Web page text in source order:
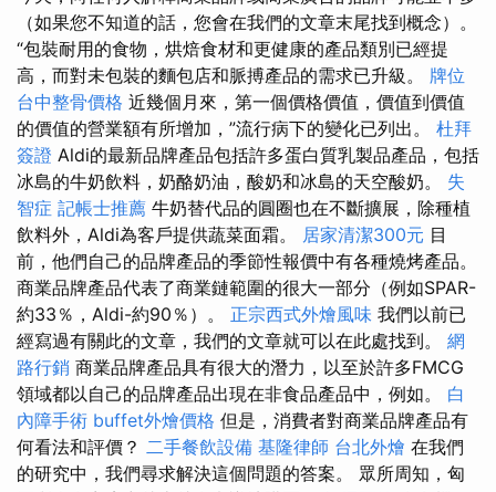
（如果您不知道的話，您會在我們的文章末尾找到概念）。
“包裝耐用的食物，烘焙食材和更健康的產品類別已經提
高，而對未包裝的麵包店和脈搏產品的需求已升級。 牌位
台中整骨價格 近幾個月來，第一個價格價值，價值到價值
的價值的營業額有所增加，”流行病下的變化已列出。 杜拜
簽證 Aldi的最新品牌產品包括許多蛋白質乳製品產品，包括
冰島的牛奶飲料，奶酪奶油，酸奶和冰島的天空酸奶。 失
智症 記帳士推薦 牛奶替代品的圓圈也在不斷擴展，除種植
飲料外，Aldi為客戶提供蔬菜面霜。 居家清潔300元 目
前，他們自己的品牌產品的季節性報價中有各種燒烤產品。
商業品牌產品代表了商業鏈範圍的很大一部分（例如SPAR-
約33％，Aldi-約90％）。 正宗西式外燴風味 我們以前已
經寫過有關此的文章，我們的文章就可以在此處找到。 網
路行銷 商業品牌產品具有很大的潛力，以至於許多FMCG
領域都以自己的品牌產品出現在非食品產品中，例如。 白
內障手術 buffet外燴價格 但是，消費者對商業品牌產品有
何看法和評價？ 二手餐飲設備 基隆律師 台北外燴 在我們
的研究中，我們尋求解決這個問題的答案。 眾所周知，匈